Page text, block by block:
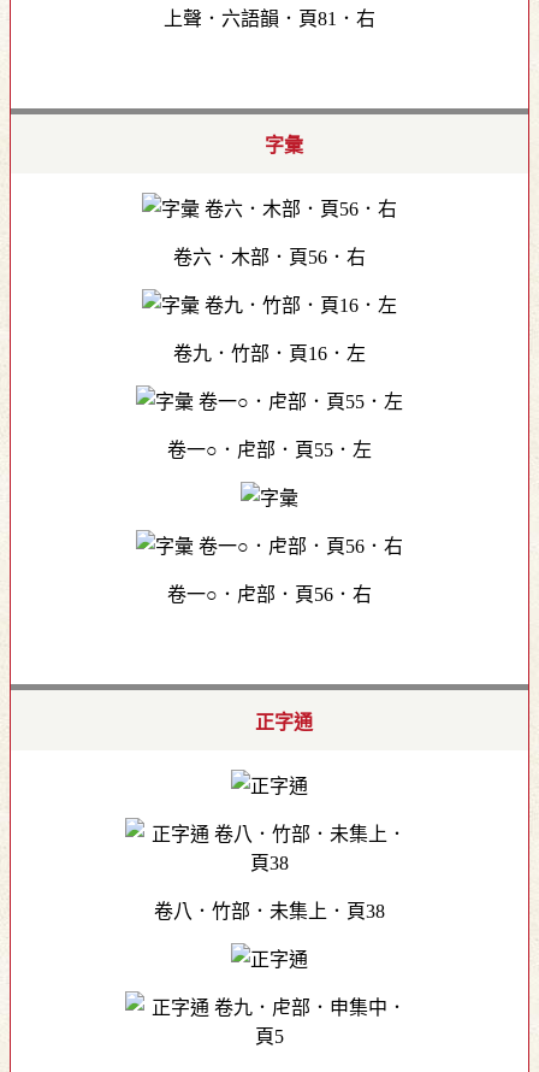
上聲．六語韻．頁81．右
字彙
卷六．木部．頁56．右
卷九．竹部．頁16．左
卷一○．虍部．頁55．左
卷一○．虍部．頁56．右
正字通
卷八．竹部．未集上．頁38